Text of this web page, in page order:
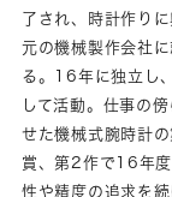
了され、時計作り
元の機械製作会社
る。16年に独立し
して活動。仕事の
せた機械式腕時計
賞、第2作で16年
性や精度の追求を続